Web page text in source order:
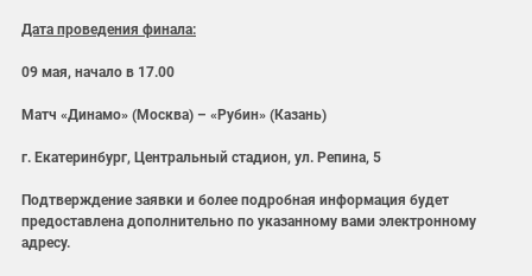
Дата проведения финала:
09 мая, начало в 17.00
Матч «Динамо» (Москва) – «Рубин» (Казань)
г. Екатеринбург, Центральный стадион, ул. Репина, 5
Подтверждение заявки и более подробная информация будет
предоставлена дополнительно по указанному вами электронному
адресу.